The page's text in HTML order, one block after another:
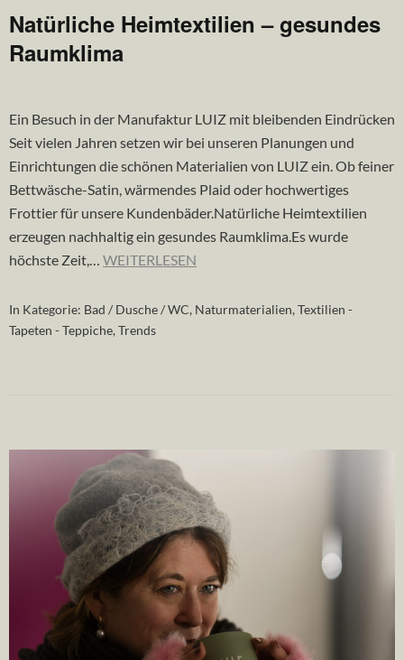
Natürliche Heimtextilien – gesundes
Raumklima
Ein Besuch in der Manufaktur LUIZ mit bleibenden Eindrücken
Seit vielen Jahren setzen wir bei unseren Planungen und
Einrichtungen die schönen Materialien von LUIZ ein. Ob feiner
Bettwäsche-Satin, wärmendes Plaid oder hochwertiges
Frottier für unsere Kundenbäder.Natürliche Heimtextilien
erzeugen nachhaltig ein gesundes Raumklima.Es wurde
höchste Zeit,… WEITERLESEN
In Kategorie: Bad / Dusche / WC, Naturmaterialien,Textilien -
Tapeten - Teppiche,Trends